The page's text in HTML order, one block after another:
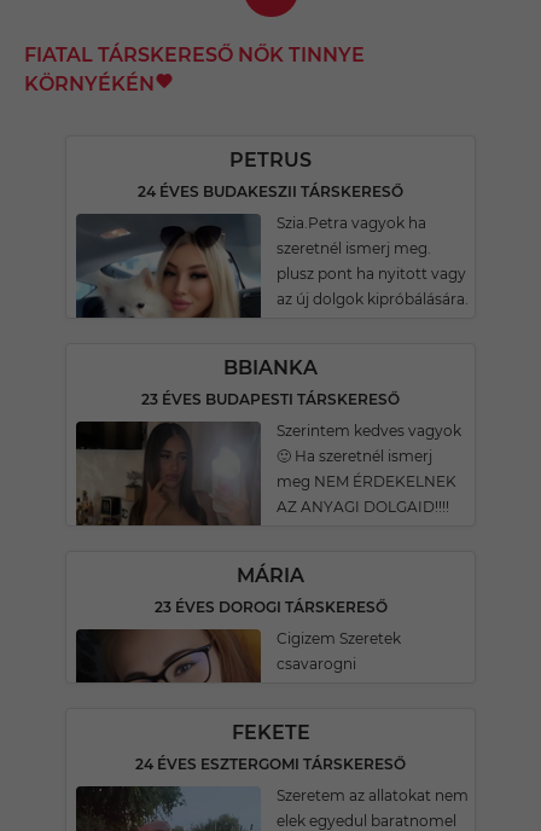
FIATAL TÁRSKERESŐ NŐK TINNYE
KÖRNYÉKÉN
PETRUS
24 ÉVES BUDAKESZII TÁRSKERESŐ
Szia.Petra vagyok ha
szeretnél ismerj meg.
plusz pont ha nyitott vagy
az új dolgok kipróbálására.
BBIANKA
23 ÉVES BUDAPESTI TÁRSKERESŐ
Szerintem kedves vagyok
🙂 Ha szeretnél ismerj
meg NEM ÉRDEKELNEK
AZ ANYAGI DOLGAID!!!!
MÁRIA
23 ÉVES DOROGI TÁRSKERESŐ
Cigizem Szeretek
csavarogni
FEKETE
24 ÉVES ESZTERGOMI TÁRSKERESŐ
Szeretem az allatokat nem
elek egyedul baratnomel